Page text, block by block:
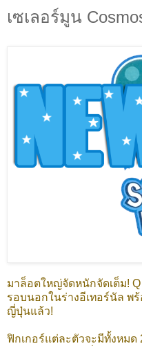
เซเลอร์มูน
มาล็อตใหญ่จัดหนักจัดเต็ม! Q
รอบนอกในร่างอีเทอร์นัล พ
ญี่ปุ่นแล้ว!
ฟิกเกอร์แต่ละตัวจะมีทั้งหมด